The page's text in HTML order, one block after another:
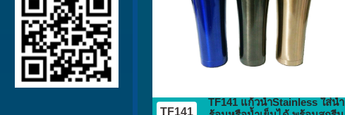
TF141
TF141 แก้วน้ำStainless ใส่น้ำ